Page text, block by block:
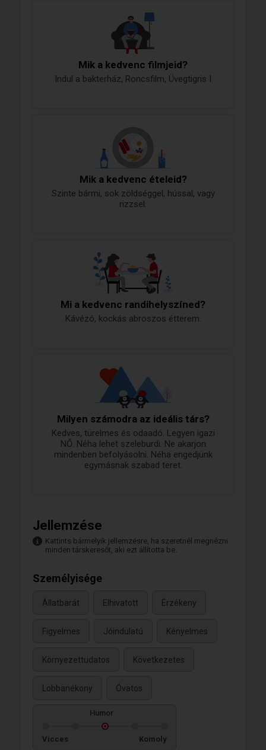
Mik a kedvenc filmjeid?
Indul a bakterház, Roncsfilm, Üvegtigris I
Mik a kedvenc ételeid?
Szinte bármi, sok zöldséggel, hússal, vagy
rizzsel.
Mi a kedvenc randihelyszíned?
Kávézó, kockás abroszos étterem.
Milyen számodra az ideális társ?
Kedves, türelmes és odaadó. Legyen igazi
NŐ. Néha lehet szeleburdi. Ne akarjon
mindenben befolyásolni. Néha engedjünk
egymásnak szabad teret.
Jellemzése
Kattints bármelyik jellemzésre, ha szeretnél megnézni
minden társkeresőt, aki ezt állította be.
Személyisége
Állatbarát Elhivatott Érzékeny
Figyelmes Jóindulatú Kényelmes
Környezettudatos Következetes
Lobbanékony Óvatos
Humor
Vicces Komoly